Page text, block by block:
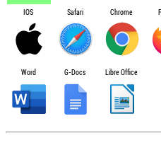
IOS Safari Chrome
Word G-Docs Libre Office